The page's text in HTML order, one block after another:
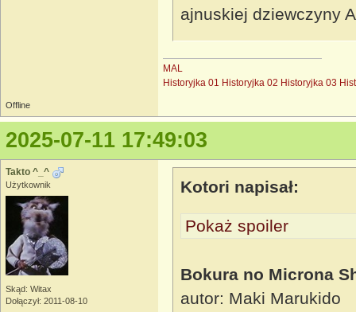
ajnuskiej dziewczyny
MAL
Historyjka 01 Historyjka 02 Historyjka 03
Offline
2025-07-11 17:49:03
Takto ^_^
Użytkownik
Skąd: Witax
Dołączył: 2011-08-10
Kotori napisał:
Pokaż spoiler
Bokura no Microna
autor: Maki Marukido